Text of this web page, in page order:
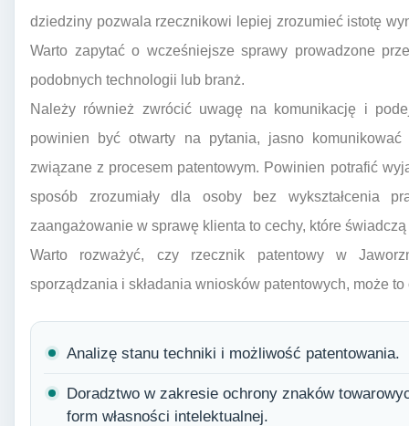
dziedziny pozwala rzecznikowi lepiej zrozumieć istotę
Warto zapytać o wcześniejsze sprawy prowadzone
podobnych technologii lub branż.
Należy również zwrócić uwagę na komunikację i
powinien być otwarty na pytania, jasno
związane z procesem patentowym. Powinien potrafić
sposób zrozumiały dla osoby bez wykształcenia
zaangażowanie w sprawę klienta to cechy, które
Warto rozważyć, czy rzecznik patentowy w
sporządzania i składania wniosków patentowych, może
Analizę stanu techniki i możliwość patentowania.
Doradztwo w zakresie ochrony znaków
form własności intelektualnej.